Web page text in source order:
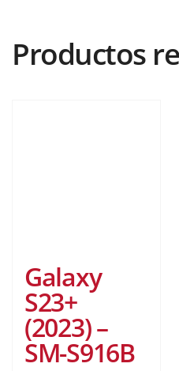
Productos
Galaxy
S23+
(2023) –
SM-S916B